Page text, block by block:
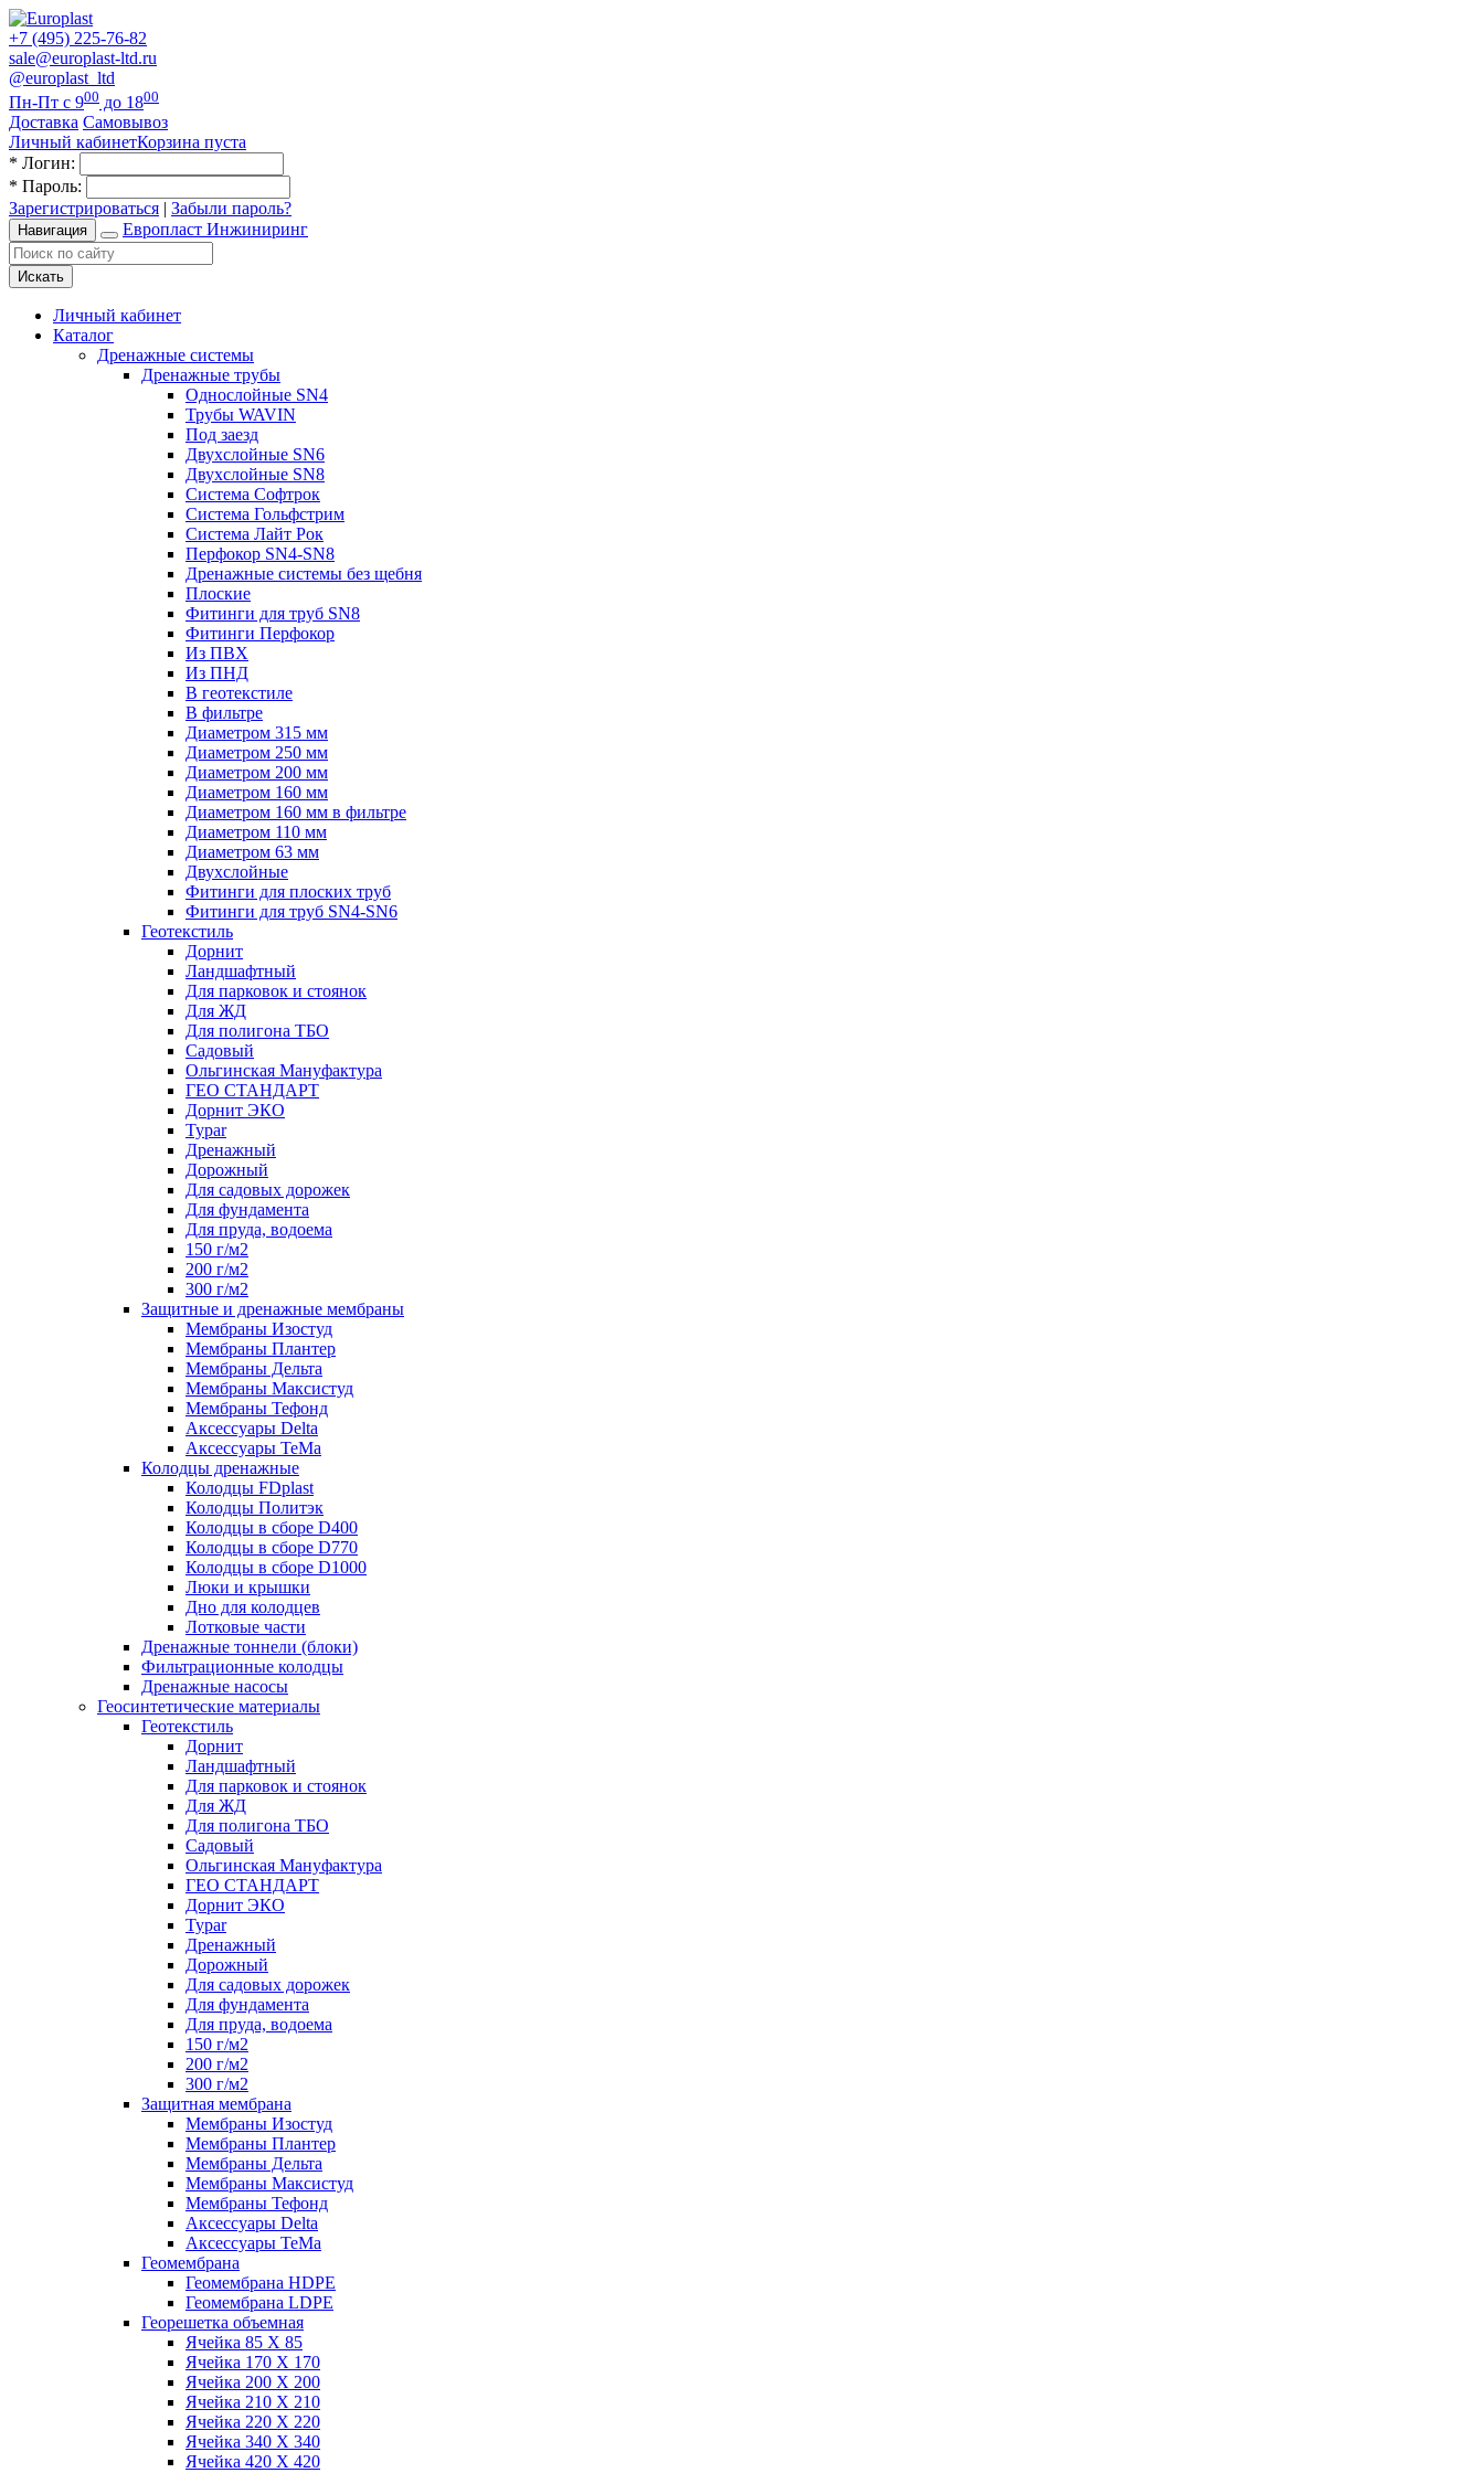
+7 (495) 225-76-82
sale@europlast-ltd.ru
@europlast_ltd
Пн-Пт с 900 до 1800
Доставка Самовывоз
Личный кабинетКорзина пуста
* Логин:
* Пароль:
Зарегистрироваться | Забыли пароль?
Навигация Европласт Инжиниринг
Искать
Личный кабинет
Каталог
Дренажные системы
Дренажные трубы
Однослойные SN4
Трубы WAVIN
Под заезд
Двухслойные SN6
Двухслойные SN8
Система Софтрок
Система Гольфстрим
Система Лайт Рок
Перфокор SN4-SN8
Дренажные системы без щебня
Плоские
Фитинги для труб SN8
Фитинги Перфокор
Из ПВХ
Из ПНД
В геотекстиле
В фильтре
Диаметром 315 мм
Диаметром 250 мм
Диаметром 200 мм
Диаметром 160 мм
Диаметром 160 мм в фильтре
Диаметром 110 мм
Диаметром 63 мм
Двухслойные
Фитинги для плоских труб
Фитинги для труб SN4-SN6
Геотекстиль
Дорнит
Ландшафтный
Для парковок и стоянок
Для ЖД
Для полигона ТБО
Садовый
Ольгинская Мануфактура
ГЕО СТАНДАРТ
Дорнит ЭКО
Typar
Дренажный
Дорожный
Для садовых дорожек
Для фундамента
Для пруда, водоема
150 г/м2
200 г/м2
300 г/м2
Защитные и дренажные мембраны
Мембраны Изостуд
Мембраны Плантер
Мембраны Дельта
Мембраны Максистуд
Мембраны Тефонд
Аксессуары Delta
Аксессуары TeMa
Колодцы дренажные
Колодцы FDplast
Колодцы Политэк
Колодцы в сборе D400
Колодцы в сборе D770
Колодцы в сборе D1000
Люки и крышки
Дно для колодцев
Лотковые части
Дренажные тоннели (блоки)
Фильтрационные колодцы
Дренажные насосы
Геосинтетические материалы
Геотекстиль
Дорнит
Ландшафтный
Для парковок и стоянок
Для ЖД
Для полигона ТБО
Садовый
Ольгинская Мануфактура
ГЕО СТАНДАРТ
Дорнит ЭКО
Typar
Дренажный
Дорожный
Для садовых дорожек
Для фундамента
Для пруда, водоема
150 г/м2
200 г/м2
300 г/м2
Защитная мембрана
Мембраны Изостуд
Мембраны Плантер
Мембраны Дельта
Мембраны Максистуд
Мембраны Тефонд
Аксессуары Delta
Аксессуары TeMa
Геомембрана
Геомембрана HDPE
Геомембрана LDPE
Георешетка объемная
Ячейка 85 Х 85
Ячейка 170 Х 170
Ячейка 200 Х 200
Ячейка 210 Х 210
Ячейка 220 Х 220
Ячейка 340 Х 340
Ячейка 420 Х 420